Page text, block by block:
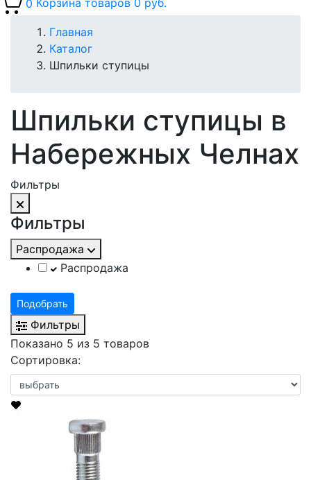
0 Корзина товаров 0 руб.
Главная
Каталог
Шпильки ступицы
Шпильки ступицы в
Набережных Челнах
Фильтры
Фильтры
Распродажа
Распродажа
Подобрать
Фильтры
Показано 5 из 5 товаров
Сортировка: